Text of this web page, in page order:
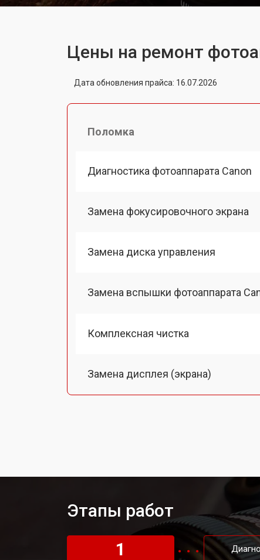
Цены на ремонт
Дата обновления прайса: 16.07.2026
Поломка
Диагностика фотоаппарата Canon
Замена фокусировочного экрана
Замена диска управления
Замена вспышки фотоаппарата
Комплексная чистка
Замена дисплея (экрана)
Замена затвора фотоаппарата
Этапы работ
1